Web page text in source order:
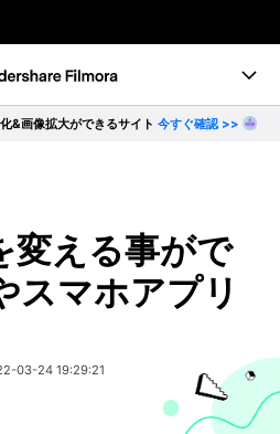
&画像拡大ができるサイト 今すぐ確認 >>
変える事がで
スマホアプリ
03-24 19:29:21